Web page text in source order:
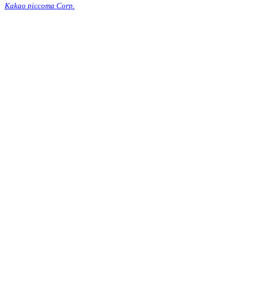
Kakao piccoma Corp.